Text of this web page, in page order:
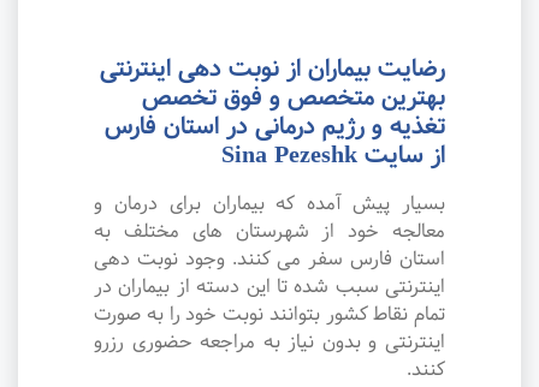
رضایت بیماران از نوبت دهی اینترنتی
بهترین متخصص و فوق تخصص
تغذیه و رژیم درمانی در استان فارس
از سایت Sina Pezeshk
بسیار پیش آمده که بیماران برای درمان و
معالجه خود از شهرستان های مختلف به
استان فارس سفر می کنند. وجود نوبت دهی
اینترنتی سبب شده تا این دسته از بیماران در
تمام نقاط کشور بتوانند نوبت خود را به صورت
اینترنتی و بدون نیاز به مراجعه حضوری رزرو
کنند.